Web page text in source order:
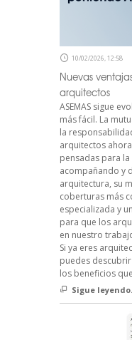
10/02/2026, 12:58
Nuevas
arquitectos
ASEMAS sigue
más fácil. La
la
arquitectos
pensadas para
acompañando y
arquitectura, su
coberturas más
especializada y
para que los
en nuestro
Si ya eres
puedes
los beneficios
Sigue